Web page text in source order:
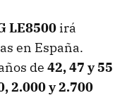
LE8500 irá
en España.
de 42, 47 y 55
2.000 y 2.700